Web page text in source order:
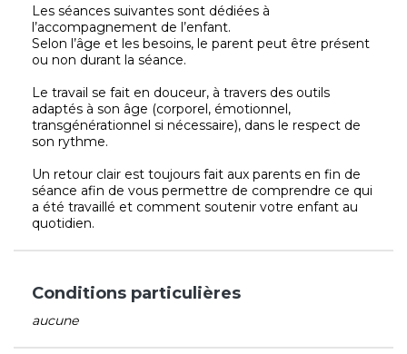
Les séances suivantes sont dédiées à
l’accompagnement de l’enfant.
Selon l’âge et les besoins, le parent peut être présent
ou non durant la séance.
Le travail se fait en douceur, à travers des outils
adaptés à son âge (corporel, émotionnel,
transgénérationnel si nécessaire), dans le respect de
son rythme.
Un retour clair est toujours fait aux parents en fin de
séance afin de vous permettre de comprendre ce qui
a été travaillé et comment soutenir votre enfant au
quotidien.
Conditions particulières
aucune